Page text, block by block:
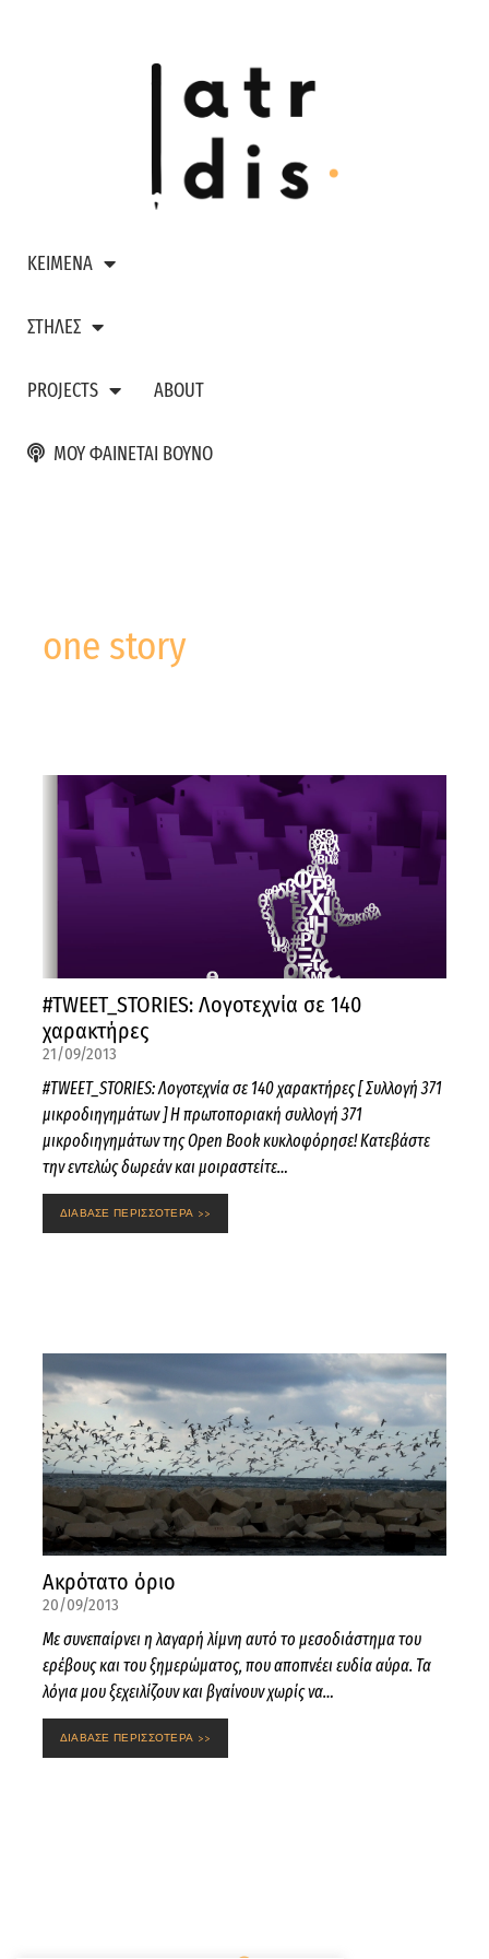
ΚΕΙΜΕΝΑ
ΣΤΗΛΕΣ
PROJECTS ABOUT
ΜΟΥ ΦΑΙΝΕΤΑΙ ΒΟΥΝΟ
one story
#TWEET_STORIES: Λογοτεχνία σε 140
χαρακτήρες
21/09/2013
#TWEET_STORIES: Λογοτεχνία σε 140 χαρακτήρες [ Συλλογή 371
μικροδιηγημάτων ] Η πρωτοποριακή συλλογή 371
μικροδιηγημάτων της Open Book κυκλοφόρησε! Κατεβάστε
την εντελώς δωρεάν και μοιραστείτε…
ΔΙΑΒΑΣΕ ΠΕΡΙΣΣΟΤΕΡΑ >>
Ακρότατο όριο
20/09/2013
Με συνεπαίρνει η λαγαρή λίμνη αυτό το μεσοδιάστημα του
ερέβους και του ξημερώματος, που αποπνέει ευδία αύρα. Τα
λόγια μου ξεχειλίζουν και βγαίνουν χωρίς να…
ΔΙΑΒΑΣΕ ΠΕΡΙΣΣΟΤΕΡΑ >>